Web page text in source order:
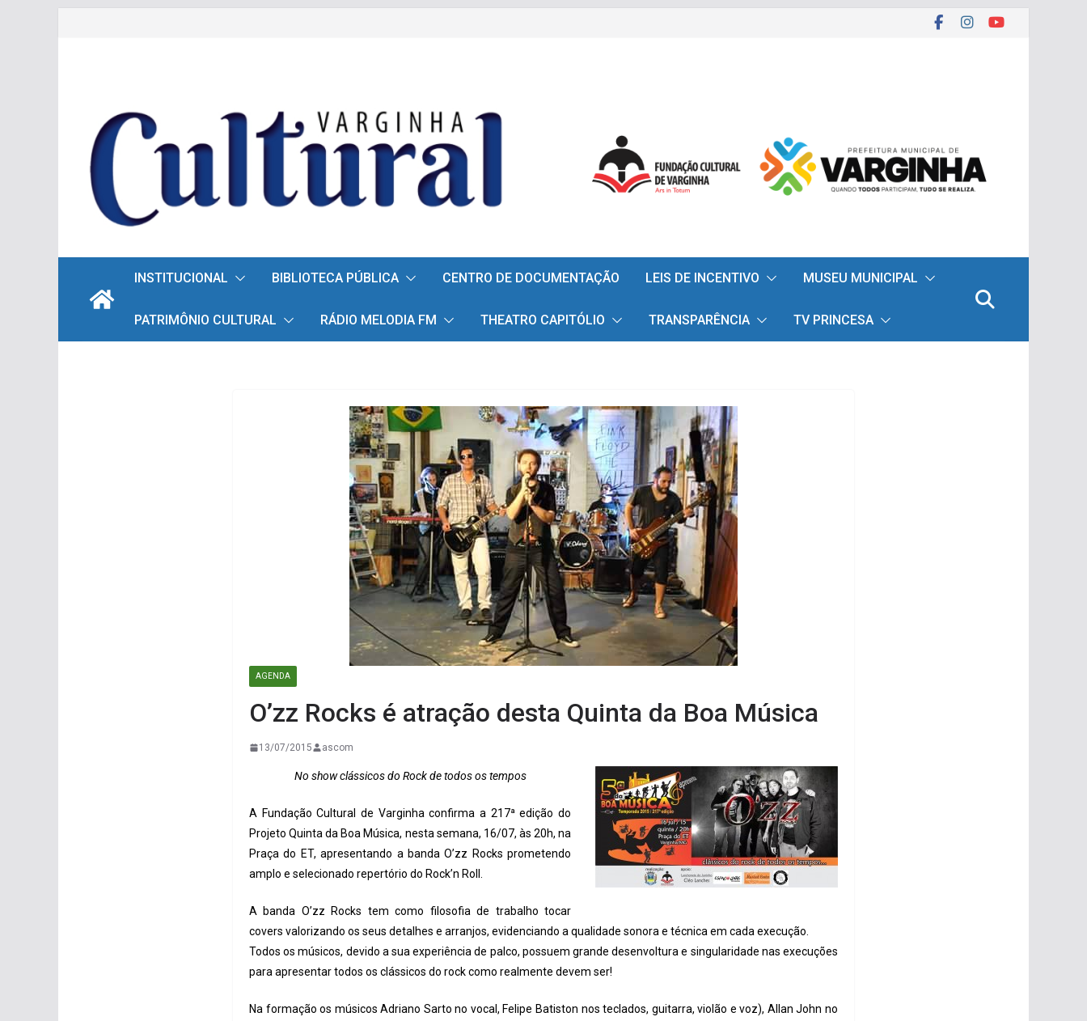
INSTITUCIONAL BIBLIOTECA PÚBLICA CENTRO DE DOCUMENTAÇÃO LEIS DE INCENTIVO MUSEU MUNICIPAL
PATRIMÔNIO CULTURAL RÁDIO MELODIA FM THEATRO CAPITÓLIO TRANSPARÊNCIA TV PRINCESA
AGENDA
O’zz Rocks é atração desta Quinta da Boa Música
13/07/2015 ascom
No show clássicos do Rock de todos os tempos
A Fundação Cultural de Varginha confirma a 217ª edição do
Projeto Quinta da Boa Música, nesta semana, 16/07, às 20h, na
Praça do ET, apresentando a banda O’zz Rocks prometendo
amplo e selecionado repertório do Rock’n Roll.
A banda O’zz Rocks tem como filosofia de trabalho tocar
covers valorizando os seus detalhes e arranjos, evidenciando a qualidade sonora e técnica em cada execução.
Todos os músicos, devido a sua experiência de palco, possuem grande desenvoltura e singularidade nas execuções
para apresentar todos os clássicos do rock como realmente devem ser!
Na formação os músicos Adriano Sarto no vocal, Felipe Batiston nos teclados, guitarra, violão e voz), Allan John no